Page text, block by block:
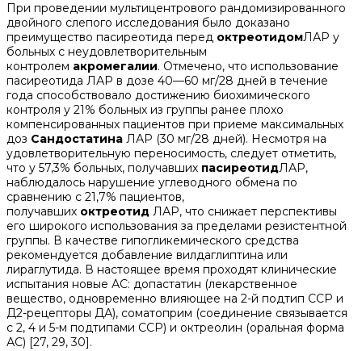
При проведении мультицентрового рандомизированного
двойного слепого исследования было доказано
преимущество пасиреотида перед октреотидомЛАР у
больных с неудовлетворительным
контролем акромегалии. Отмечено, что использование
пасиреотида ЛАР в дозе 40—60 мг/28 дней в течение
года способствовало достижению биохимического
контроля у 21% больных из группы ранее плохо
компенсированных пациентов при приеме максимальных
доз Сандостатина ЛАР (30 мг/28 дней). Несмотря на
удовлетворительную переносимость, следует отметить,
что у 57,3% больных, получавших пасиреотидЛАР,
наблюдалось нарушение углеводного обмена по
сравнению с 21,7% пациентов,
получавших октреотид ЛАР, что снижает перспективы
его широкого использования за пределами резистентной
группы. В качестве гипогликемического средства
рекомендуется добавление вилдаглиптина или
лираглутида. В настоящее время проходят клинические
испытания новые АС: допастатин (лекарственное
вещество, одновременно влияющее на 2-й подтип ССР и
Д2-рецепторы ДА), соматоприм (соединение связывается
с 2, 4 и 5-м подтипами ССР) и октреолин (оральная форма
АС) [27, 29, 30].